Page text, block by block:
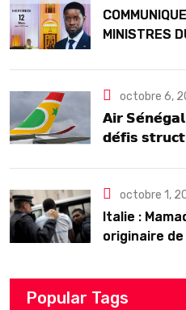
MINISTRES
octobre 6,
𝗔𝗶𝗿
𝗱𝗲́𝗳𝗶𝘀
octobre 1,
Italie :
originaire
arrestation
Popular Tags